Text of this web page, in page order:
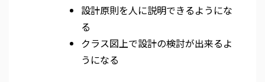
設計原則を人に説明できるようにな
る
クラス図上で設計の検討が出来るよ
うになる